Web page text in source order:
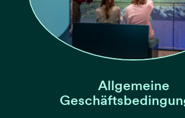
Allgemeine